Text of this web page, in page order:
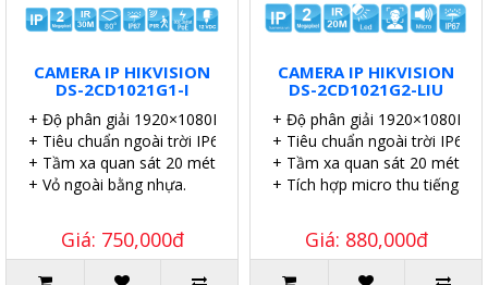
CAMERA IP HIKVISION
DS-2CD1021G1-I
+ Độ phân giải 1920×1080P.
+ Tiêu chuẩn ngoài trời IP67.
+ Tầm xa quan sát 20 mét.
+ Vỏ ngoài bằng nhựa.
Giá: 750,000đ
CAMERA IP HIKVISION
DS-2CD1021G2-LIU
+ Độ phân giải 1920×1080P.
+ Tiêu chuẩn ngoài trời IP67.
+ Tầm xa quan sát 20 mét.
+ Tích hợp micro thu tiếng.
Giá: 880,000đ